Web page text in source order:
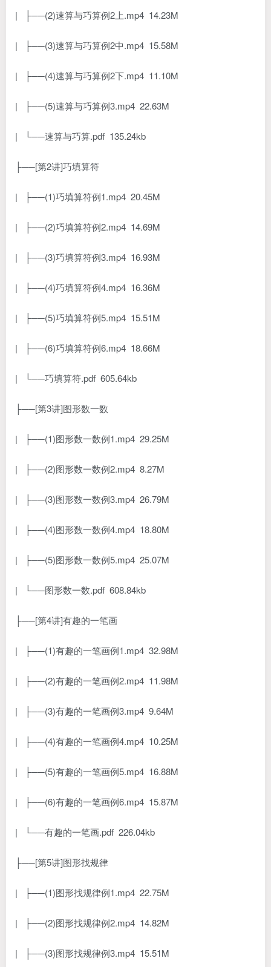
| ├──(2)速算与巧算例2上.mp4 14.23M
| ├──(3)速算与巧算例2中.mp4 15.58M
| ├──(4)速算与巧算例2下.mp4 11.10M
| ├──(5)速算与巧算例3.mp4 22.63M
| └──速算与巧算.pdf 135.24kb
├──[第2讲]巧填算符
| ├──(1)巧填算符例1.mp4 20.45M
| ├──(2)巧填算符例2.mp4 14.69M
| ├──(3)巧填算符例3.mp4 16.93M
| ├──(4)巧填算符例4.mp4 16.36M
| ├──(5)巧填算符例5.mp4 15.51M
| ├──(6)巧填算符例6.mp4 18.66M
| └──巧填算符.pdf 605.64kb
├──[第3讲]图形数一数
| ├──(1)图形数一数例1.mp4 29.25M
| ├──(2)图形数一数例2.mp4 8.27M
| ├──(3)图形数一数例3.mp4 26.79M
| ├──(4)图形数一数例4.mp4 18.80M
| ├──(5)图形数一数例5.mp4 25.07M
| └──图形数一数.pdf 608.84kb
├──[第4讲]有趣的一笔画
| ├──(1)有趣的一笔画例1.mp4 32.98M
| ├──(2)有趣的一笔画例2.mp4 11.98M
| ├──(3)有趣的一笔画例3.mp4 9.64M
| ├──(4)有趣的一笔画例4.mp4 10.25M
| ├──(5)有趣的一笔画例5.mp4 16.88M
| ├──(6)有趣的一笔画例6.mp4 15.87M
| └──有趣的一笔画.pdf 226.04kb
├──[第5讲]图形找规律
| ├──(1)图形找规律例1.mp4 22.75M
| ├──(2)图形找规律例2.mp4 14.82M
| ├──(3)图形找规律例3.mp4 15.51M